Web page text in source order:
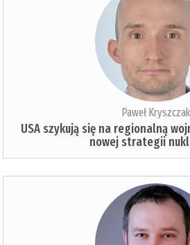
Paweł Kryszczak
USA szykują się na regionalną
nowej strategii